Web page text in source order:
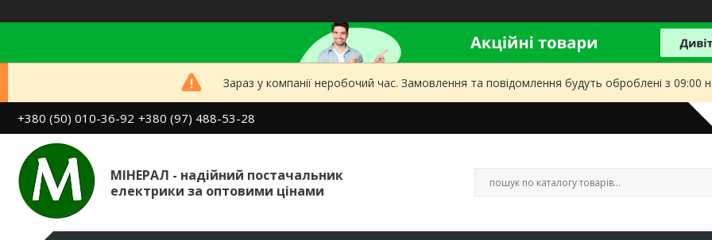
Зараз у компанії неробочий час. Замовлення та повідомлення будуть оброблені з
+380 (50) 010-36-92 +380 (97) 488-53-28
МІНЕРАЛ - надійний постачальник
електрики за оптовими цінами